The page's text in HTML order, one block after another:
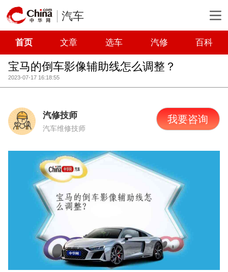
汽车
首页 文章 选车 汽修 百科
宝马的倒车影像辅助线怎么调整？
2023-07-17 16:18:55
汽修技师
汽车维修技师
我要咨询